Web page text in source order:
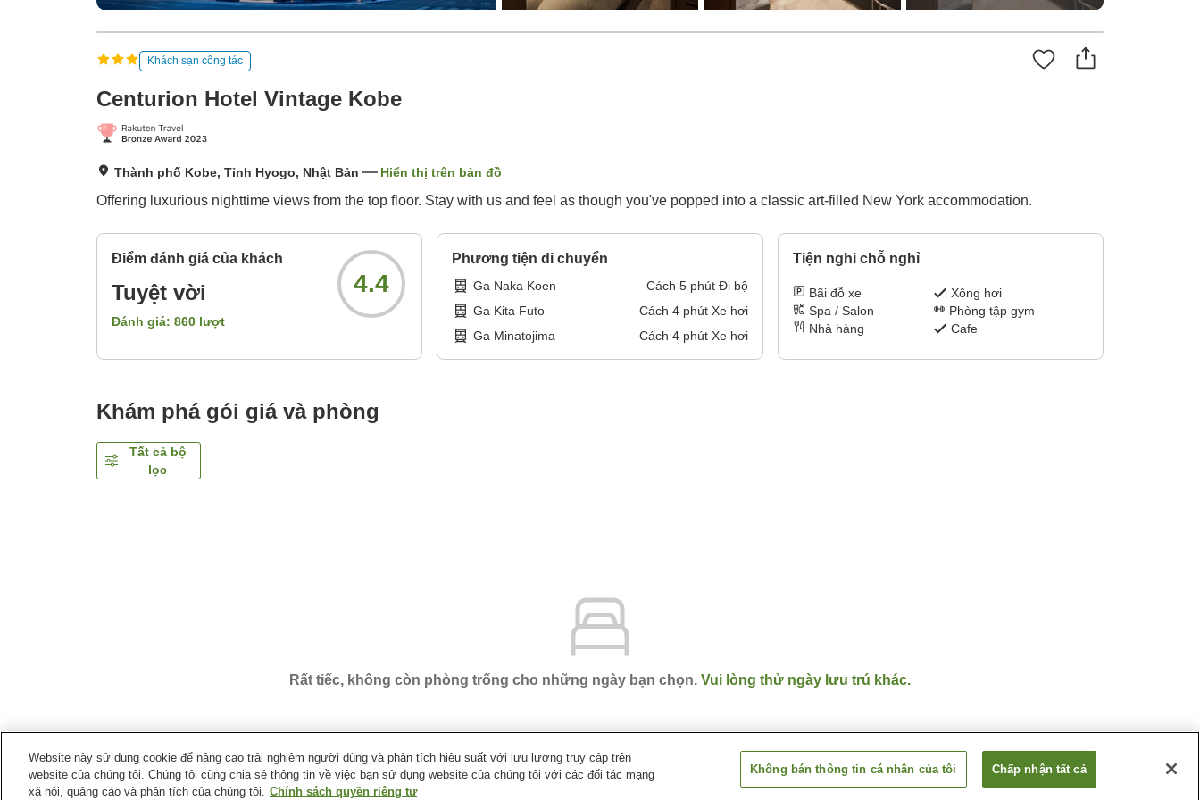
Khách sạn công tác
Centurion Hotel Vintage Kobe
Thành phố Kobe, Tỉnh Hyogo, Nhật Bản Hiển thị trên bản đồ
Offering luxurious nighttime views from the top floor. Stay with us and feel as though you've popped into a classic art-filled New York accommodation.
Điểm đánh giá của khách
Tuyệt vời
Đánh giá: 860 lượt
4.4
Phương tiện di chuyển
Ga Naka Koen Cách 5phút Đi bộ
Ga Kita Futo
Cách 4phút Xe hơi
Ga Minatojima
Cách 4phút Xe hơi
Tiện nghi chỗ nghỉ
Bãi đỗ xe
Xông hơi
Spa / Salon
Phòng tập gym
Nhà hàng
Cafe
Khám phá gói giá và phòng
Tất cả bộ
lọc
Rất tiếc, không còn phòng trống cho những ngày bạn chọn. Vui lòng thử ngày lưu trú khác.
Trang chủ Nhật Bản Tỉnh Hyogo Thành phố Kobe Centurion Hotel Vintage Kobe
Website này sử dụng cookie để nâng cao trải nghiệm người dùng và phân tích hiệu suất với lưu lượng truy cập trên
website của chúng tôi. Chúng tôi cũng chia sẻ thông tin về việc bạn sử dụng website của chúng tôi với các đối tác mạng
xã hội, quảng cáo và phân tích của chúng tôi. Chính sách quyền riêng tư
Không bán thông tin cá nhân của tôi Chấp nhận tất cả